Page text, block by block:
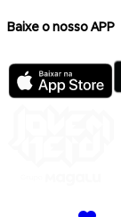
Baixe o nosso APP